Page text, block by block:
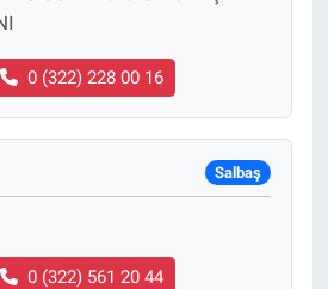
0 (322) 228 00 16
Salbaş
0 (322) 561 20 44